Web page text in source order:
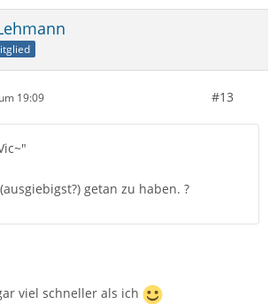
19:09 #13
getan zu haben. ?
viel schneller als ich